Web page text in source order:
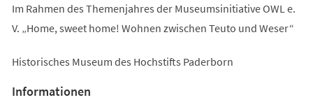
Im Rahmen des Themenjahres der Museumsinitiative OWL e.
V. „Home, sweet home! Wohnen zwischen Teuto und Weser“
Historisches Museum des Hochstifts Paderborn
Informationen